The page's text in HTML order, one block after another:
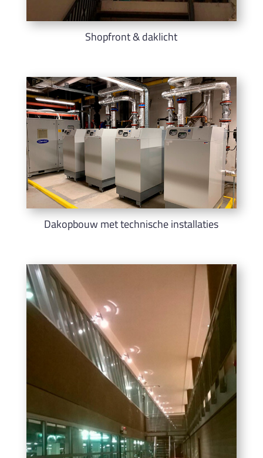
Shopfront & daklicht
Dakopbouw met technische installaties